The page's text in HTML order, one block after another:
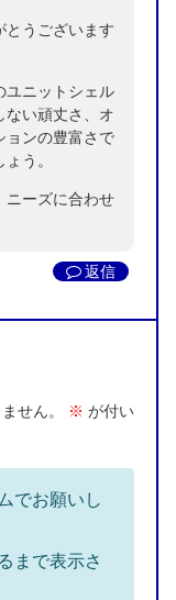
とうございます
ユニットシェル
ない頑丈さ、オ
ョンの豊富さで
う。
ニーズに合わせ
返信
せん。 ※ が付い
でお願いし
まで表示さ